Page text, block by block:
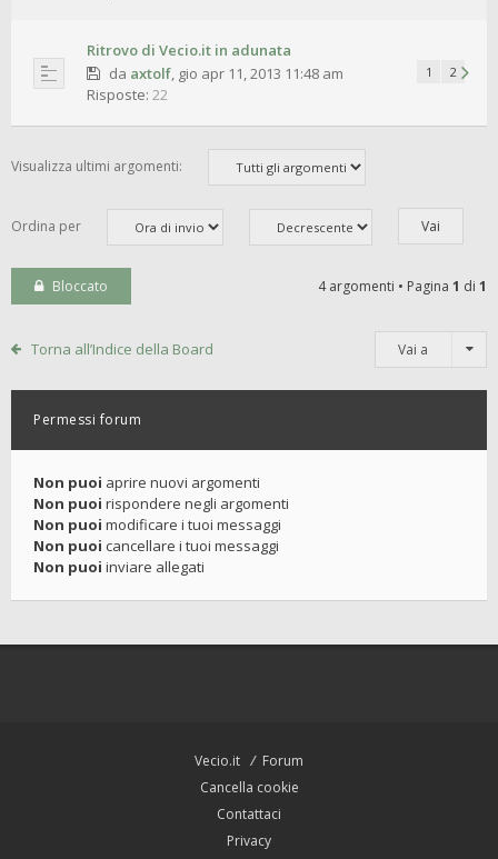
Ritrovo di Vecio.it in adunata
da axtolf, gio apr 11, 2013 11:48 am 1 2
Risposte: 22
Visualizza ultimi argomenti:
Ordina per
Bloccato 4 argomenti • Pagina 1 di 1
Torna all’Indice della Board Vai a
Permessi forum
Non puoi aprire nuovi argomenti
Non puoi rispondere negli argomenti
Non puoi modificare i tuoi messaggi
Non puoi cancellare i tuoi messaggi
Non puoi inviare allegati
Vecio.it
Forum
Cancella cookie
Contattaci
Privacy